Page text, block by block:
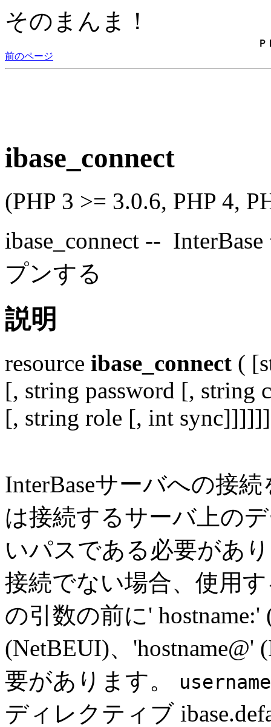
そのまんま！
前のページ
ibase_connect
(PHP 3 >= 3.0.6, PHP 4,
ibase_connect --
プンする
説明
resource ibase_connect (
[, string password [, string
[, string role [, int
InterBaseサーバへの接
は接続するサーバ上の
いパスである必要があ
接続でない場合、使用
の引数の前に' hostname:'
(NetBEUI)、
要があります。
username
ディレクティブ